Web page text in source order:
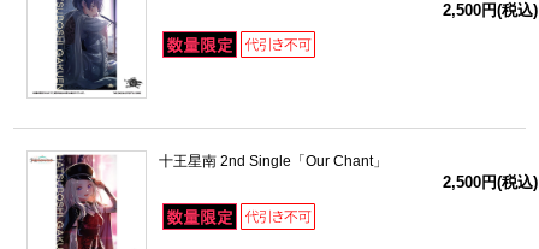
2,500円(税込)
十王星南 2nd Single「Our Chant」
2,500円(税込)